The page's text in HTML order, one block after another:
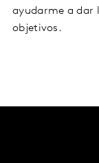
ayudarme a dar
objetivos.